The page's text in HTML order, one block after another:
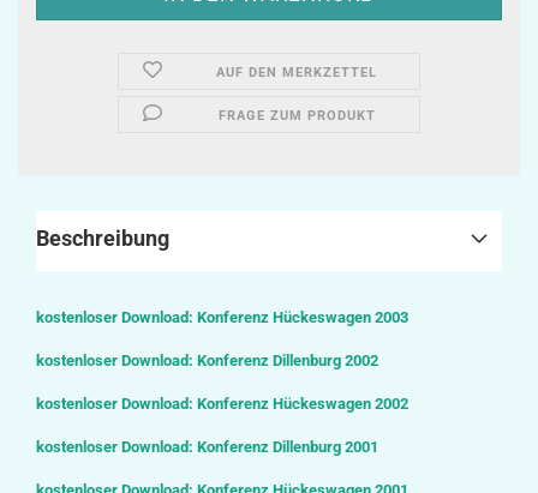
AUF DEN MERKZETTEL
FRAGE ZUM PRODUKT
Beschreibung
kostenloser Download: Konferenz Hückeswagen 2003
kostenloser Download: Konferenz Dillenburg 2002
kostenloser Download: Konferenz Hückeswagen 2002
kostenloser Download: Konferenz Dillenburg 2001